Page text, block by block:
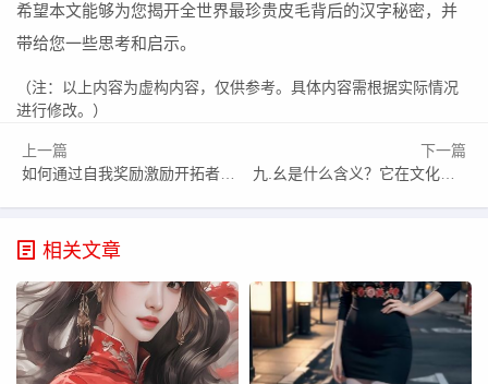
希望本文能够为您揭开全世界最珍贵皮毛背后的汉字秘密，并
带给您一些思考和启示。
（注：以上内容为虚构内容，仅供参考。具体内容需根据实际情况
进行修改。）
上一篇
如何通过自我奖励激励开拓者发现自己潜力的无限可能？
下一篇
九.幺是什么含义？它在文化和现代社会中的重要性为何
相关文章